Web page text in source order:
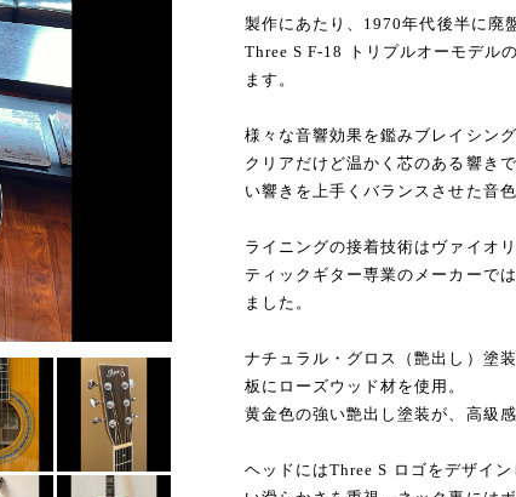
製作にあたり、1970年代後半に廃
Three S F-18 トリプルオーモデル
ます。
様々な音響効果を鑑みブレイシン
クリアだけど温かく芯のある響き
い響きを上手くバランスさせた音
ライニングの接着技術はヴァイオ
ティックギター専業のメーカーで
ました。
ナチュラル・グロス（艶出し）塗
板にローズウッド材を使用。
黄金色の強い艶出し塗装が、高級
ヘッドにはThree S ロゴをデザイ